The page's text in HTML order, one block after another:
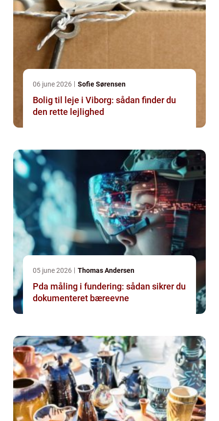
06 june 2026 Sofie Sørensen
Bolig til leje i Viborg: sådan finder du
den rette lejlighed
05 june 2026 Thomas Andersen
Pda måling i fundering: sådan sikrer du
dokumenteret bæreevne